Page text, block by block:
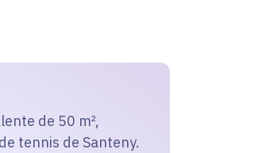
de 50 m²,
tennis de Santeny.